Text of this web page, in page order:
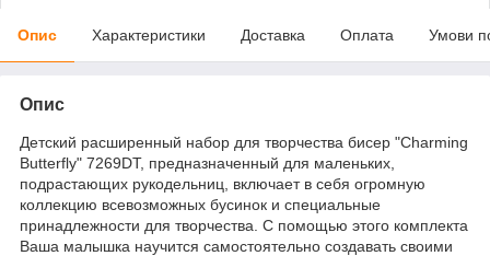
Опис Характеристики Доставка Оплата Умови
Опис
Детский расширенный набор для творчества бисер "Charming
Butterfly" 7269DT, предназначенный для маленьких,
подрастающих рукодельниц, включает в себя огромную
коллекцию всевозможных бусинок и специальные
принадлежности для творчества. С помощью этого комплекта
Ваша малышка научится самостоятельно создавать своими